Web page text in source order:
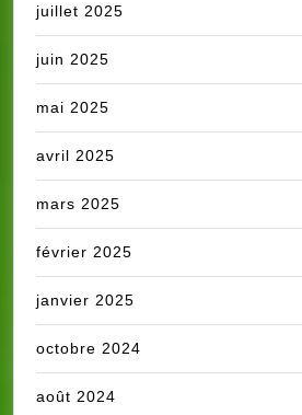
juillet 2025
juin 2025
mai 2025
avril 2025
mars 2025
février 2025
janvier 2025
octobre 2024
août 2024